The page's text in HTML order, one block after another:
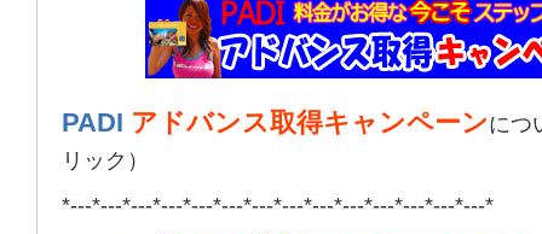
PADI アドバンス取得キャンペーンにつ
リック）
*---*---*---*---*---*---*---*---*---*---*---*---*---*---*